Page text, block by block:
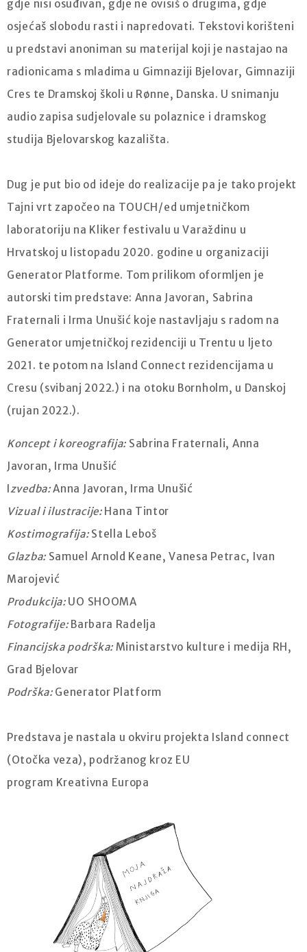
gdje nisi osuđivan, gdje ne ovisiš o drugima, gdje
osjećaš slobodu rasti i napredovati. Tekstovi korišteni
u predstavi anoniman su materijal koji je nastajao na
radionicama s mladima u Gimnaziji Bjelovar, Gimnaziji
Cres te Dramskoj školi u Rønne, Danska. U snimanju
audio zapisa sudjelovale su polaznice i dramskog
studija Bjelovarskog kazališta.
Dug je put bio od ideje do realizacije pa je tako projekt
Tajni vrt započeo na TOUCH/ed umjetničkom
laboratoriju na Kliker festivalu u Varaždinu u
Hrvatskoj u listopadu 2020. godine u organizaciji
Generator Platforme. Tom prilikom oformljen je
autorski tim predstave: Anna Javoran, Sabrina
Fraternali i Irma Unušić koje nastavljaju s radom na
Generator umjetničkoj rezidenciji u Trentu u ljeto
2021. te potom na Island Connect rezidencijama u
Cresu (svibanj 2022.) i na otoku Bornholm, u Danskoj
(rujan 2022.).
Koncept i koreografija: Sabrina Fraternali, Anna
Javoran, Irma Unušić
Izvedba:Anna Javoran, Irma Unušić
Vizual i ilustracije:Hana Tintor
Kostimografija:Stella Leboš
Glazba:Samuel Arnold Keane, Vanesa Petrac, Ivan
Marojević
Produkcija:UO SHOOMA
Fotografije:Barbara Radelja
Financijska podrška: Ministarstvo kulture i medija RH,
Grad Bjelovar
Podrška: Generator Platform
Predstava je nastala u okviru projekta Island connect
(Otočka veza), podržanog kroz EU
program Kreativna Europa